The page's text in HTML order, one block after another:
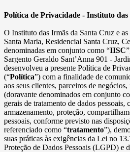
Política de Privacidade - Instituto
O Instituto das Irmãs da Santa Cruz e
Santa Maria, Residencial Santa Cruz,
denominadas em conjunto como “IISC
Sargento Geraldo Sant’Anna 901 -
desenvolveu a presente Política de
(“Política”) com a finalidade de
aos seus clientes, parceiros de
(doravante denominados em conjunto
gerais de tratamento de dados pessoais,
armazenamento, proteção,
pessoais, conforme previsto nas
referenciado como “tratamento”),
suas práticas às exigências da Lei no
Proteção de Dados Pessoais (LGPD) e